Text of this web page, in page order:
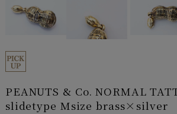
PEANUTS & Co. NORMAL
slidetype Msize brass×silver